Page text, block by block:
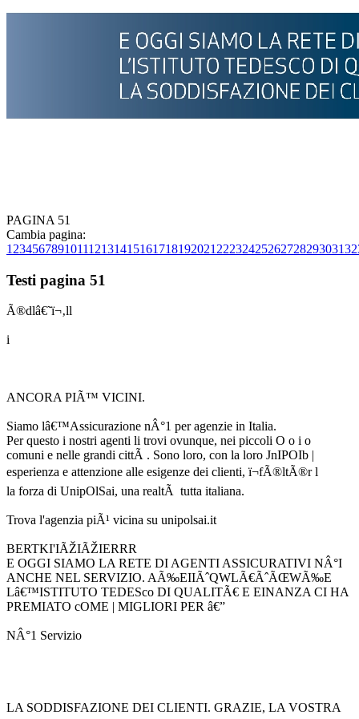
PAGINA 51
Cambia pagina:
1 23456789101112131415161718192021 2223242526272829303132
Testi pagina 51
Ã®dlâ€˜ï¬‚ll
i
ANCORA PIÃ™ VICINI.
Siamo lâ€™Assicurazione nÂ°1 per agenzie in Italia.
Per questo i nostri agenti li trovi ovunque, nei piccoli O o i o
comuni e nelle grandi cittÃ . Sono loro, con la loro JnIPOIb |
esperienza e attenzione alle esigenze dei clienti, ï¬fÃ®ltÃ®r l
la forza di UnipOlSai, una realtÃ tutta italiana.
Trova l'agenzia piÃ¹ vicina su unipolsai.it
BERTKI'IÃŽIÃŽIERRR
E OGGI SIAMO LA RETE DI AGENTI ASSICURATIVI NÂ°I
ANCHE NEL SERVIZIO. AÃ‰EIIÃˆQWLÃ€ÃˆÃŒWÃ‰E
Lâ€™ISTITUTO TEDESco DI QUALITÃ€ E EINANZA CI HA
PREMIATO cOME | MIGLIORI PER â€”
NÂ°1 Servizio
LA SODDISFAZIONE DEI CLIENTI. GRAZIE, LA VOSTRA